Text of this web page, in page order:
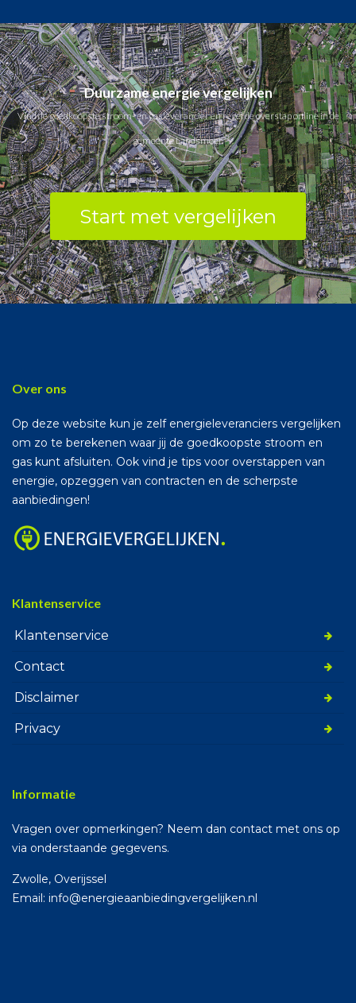
Duurzame energie vergelijken
Vind de goedkoopste stroom- en gasleverancier en regel de overstap online in de
gemeente Landsmeer.
Start met vergelijken
Over ons
Op deze website kun je zelf energieleveranciers vergelijken
om zo te berekenen waar jij de goedkoopste stroom en
gas kunt afsluiten. Ook vind je tips voor overstappen van
energie, opzeggen van contracten en de scherpste
aanbiedingen!
Klantenservice
Klantenservice
Contact
Disclaimer
Privacy
Informatie
Vragen over opmerkingen? Neem dan contact met ons op
via onderstaande gegevens.
Zwolle, Overijssel
Email: info@energieaanbiedingvergelijken.nl